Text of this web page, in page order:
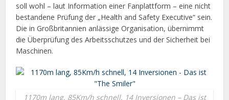
soll wohl – laut Information einer Fanplattform – eine nicht
bestandene Prüfung der „Health and Safety Executive“ sein.
Die in Großbritannien anlässige Organisation, übernimmt
die Überprüfung des Arbeitsschutzes und der Sicherheit bei
Maschinen.
1170m lang, 85Km/h schnell, 14 Inversionen – Das ist